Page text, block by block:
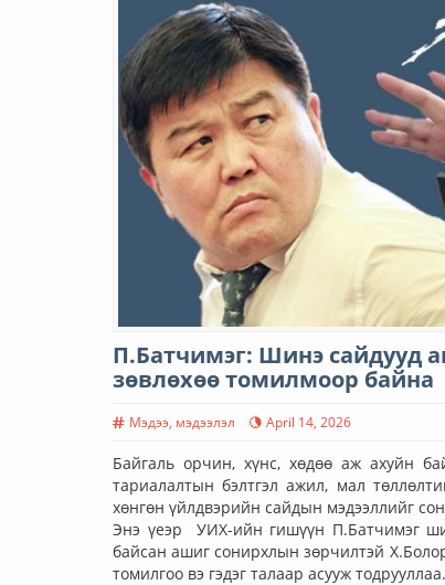
П.Батчимэг: Шинэ сайдууд
зөвлөхөө томилмоор байна
Мэдээ, мэдээлэл April 14, 2026
Байгаль орчин, хүнс, хөдөө аж ахуйн
тариалалтын бэлтгэл ажил, мал
хөнгөн үйлдвэрийн сайдын мэдээллийг
Энэ үеэр УИХ-ийн гишүүн П.Батчимэг
байсан ашиг сонирхлын зөрчилтэй
томилгоо вэ гэдэг талаар асууж тодрууллаа.